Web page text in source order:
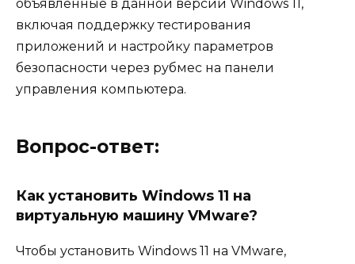
объявленные в данной версии Windows 11,
включая поддержку тестирования
приложений и настройку параметров
безопасности через рубмес на панели
управления компьютера.
Вопрос-ответ:
Как установить Windows 11 на
виртуальную машину VMware?
Чтобы установить Windows 11 на VMware,